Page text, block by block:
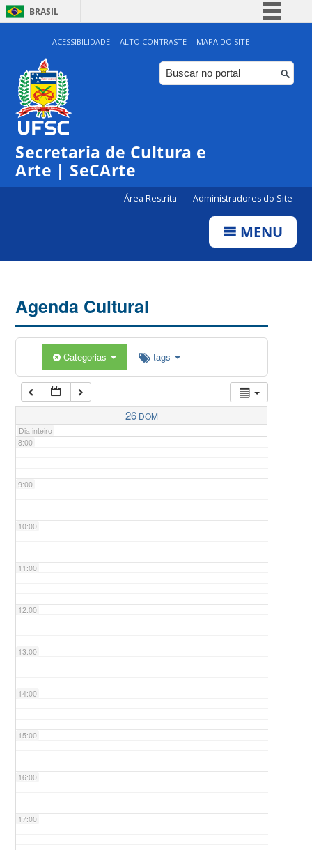
BRASIL
Simplifique!
Comunica BR
Participe
ACESSIBILIDADE ALTO CONTRASTE MAPA DO SITE
Secretaria de Cultura e
Arte | SeCArte
Área Restrita Administradores do Site
MENU
Agenda Cultural
Categorias tags
26 DOM
Dia inteiro
0:00
1:00
5:00
7:00
8:00
9:00
10:00
11:00
12:00
13:00
14:00
15:00
16:00
17:00